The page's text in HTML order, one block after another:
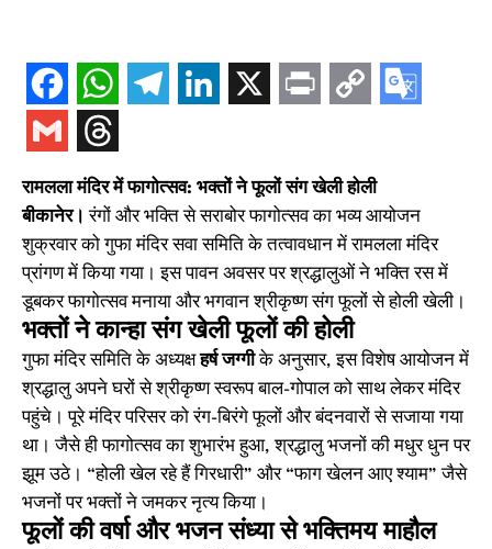
रामलला मंदिर में फागोत्सव: भक्तों ने फूलों संग खेली होली
बीकानेर।
रंगों और भक्ति से सराबोर फागोत्सव का भव्य आयोजन
शुक्रवार को गुफा मंदिर सवा समिति के तत्वावधान में रामलला मंदिर
प्रांगण में किया गया। इस पावन अवसर पर श्रद्धालुओं ने भक्ति रस में
डूबकर फागोत्सव मनाया और भगवान श्रीकृष्ण संग फूलों से होली खेली।
भक्तों ने कान्हा संग खेली फूलों की होली
गुफा मंदिर समिति के अध्यक्षहर्ष जग्गीके अनुसार, इस विशेष आयोजन में
श्रद्धालु अपने घरों से श्रीकृष्ण स्वरूप बाल-गोपाल को साथ लेकर मंदिर
पहुंचे। पूरे मंदिर परिसर को रंग-बिरंगे फूलों और बंदनवारों से सजाया गया
था। जैसे ही फागोत्सव का शुभारंभ हुआ, श्रद्धालु भजनों की मधुर धुन पर
झूम उठे। “होली खेल रहे हैं गिरधारी” और “फाग खेलन आए श्याम” जैसे
भजनों पर भक्तों ने जमकर नृत्य किया।
फूलों की वर्षा और भजन संध्या से भक्तिमय माहौल